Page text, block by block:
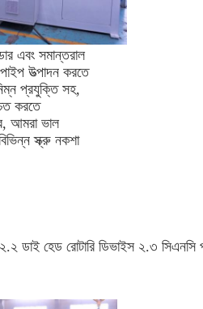
এবং সমান্তরাল
উত্পাদন করতে
প্রযুক্তি সহ,
করতে
আমরা ভাল
স্ক্রু নকশা
ডাই হেড রোটারি ডিভাইস ২.৩ সিএনসি